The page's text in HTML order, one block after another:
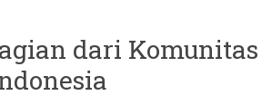
dari Komunitas